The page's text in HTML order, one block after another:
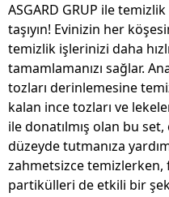
ASGARD GRUP ile
taşıyın! Evinizin her
temizlik işlerinizi daha
tamamlamanızı sağlar.
tozları derinlemesine
kalan ince tozları ve
ile donatılmış olan bu
düzeyde tutmanıza
zahmetsizce
partikülleri de etkili bir